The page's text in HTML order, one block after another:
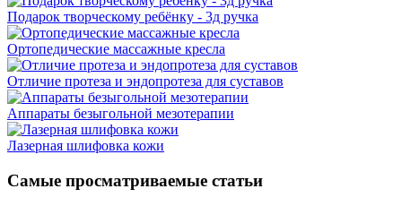
Подарок творческому ребёнку - 3д ручка
Ортопедические массажные кресла
Отличие протеза и эндопротеза для суставов
Аппараты безыгольной мезотерапии
Лазерная шлифовка кожи
Самые просматриваемые статьи